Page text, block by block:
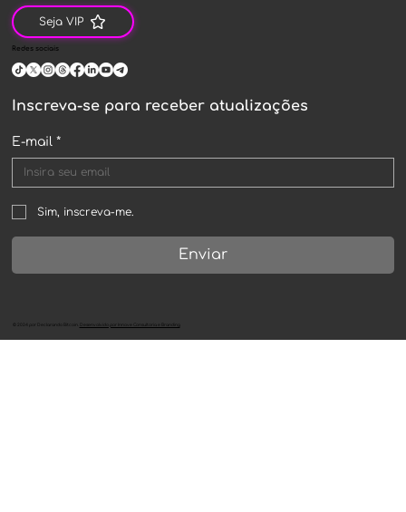
Redes sociais
Seja VIP
Inscreva-se para receber atualizações
E-mail *
Sim, inscreva-me.
Enviar
2024 Declarando Bitcoin Desenvolvido por Innove Consultoria e Branding